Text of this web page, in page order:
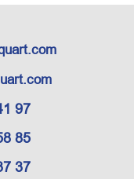
97
85
37